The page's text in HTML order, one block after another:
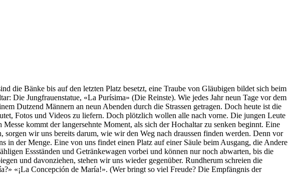
die Bänke bis auf den letzten Platz besetzt, eine Traube von Gläubigen bildet sich beim
Die Jungfrauenstatue, «La Purísima» (Die Reinste). Wie jedes Jahr neun Tage vor dem
Dutzend Männern an neun Abenden durch die Strassen getragen. Doch heute ist die
Fotos und Videos zu liefern. Doch plötzlich wollen alle nach vorne. Die jungen Leute
kommt der langersehnte Moment, als sich der Hochaltar zu senken beginnt. Eine
wir uns bereits darum, wie wir den Weg nach draussen finden werden. Denn vor
in der Menge. Eine von uns findet einen Platz auf einer Säule beim Ausgang, die Andere
Essständen und Getränkewagen vorbei und können nur noch abwarten, bis die
und davonziehen, stehen wir uns wieder gegenüber. Rundherum schreien die
«¡La Concepción de María!». (Wer bringt so viel Freude? Die Empfängnis der